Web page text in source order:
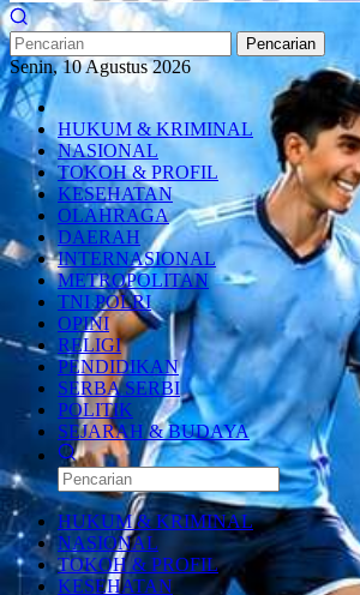
Pencarian
Senin, 10 Agustus 2026
HUKUM & KRIMINAL
NASIONAL
TOKOH & PROFIL
KESEHATAN
OLAHRAGA
DAERAH
INTERNASIONAL
METROPOLITAN
TNI POLRI
OPINI
RELIGI
PENDIDIKAN
SERBA SERBI
POLITIK
SEJARAH & BUDAYA
HUKUM & KRIMINAL
NASIONAL
TOKOH & PROFIL
KESEHATAN